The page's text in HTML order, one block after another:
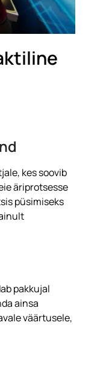
kes soovib
äriprotsesse
püsimiseks
pakkujal
ainsa
väärtusele,